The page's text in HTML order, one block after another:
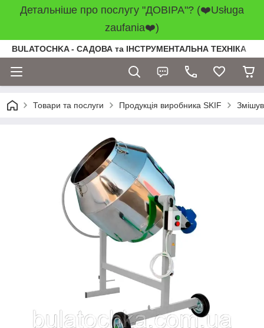
Детальніше про послугу "ДОВІРА"? (❤️Usługa
zaufania❤️)
BULATOCHKA - САДОВА та ІНСТРУМЕНТАЛЬНА ТЕХНІКА
Товари та послуги Продукція виробника SKIF